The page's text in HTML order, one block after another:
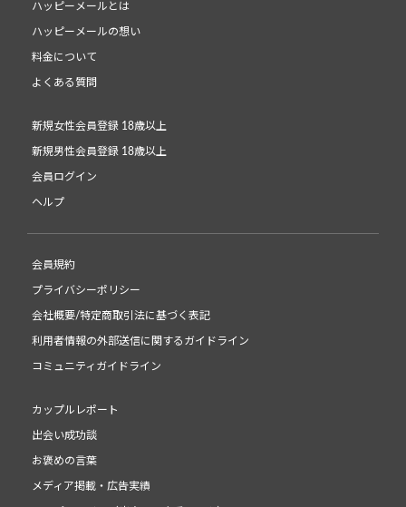
ハッピーメールとは
ハッピーメールの想い
料金について
よくある質問
新規女性会員登録 18歳以上
新規男性会員登録 18歳以上
会員ログイン
ヘルプ
会員規約
プライバシーポリシー
会社概要/特定商取引法に基づく表記
利用者情報の外部送信に関するガイドライン
コミュニティガイドライン
カップルレポート
出会い成功談
お褒めの言葉
メディア掲載・広告実績